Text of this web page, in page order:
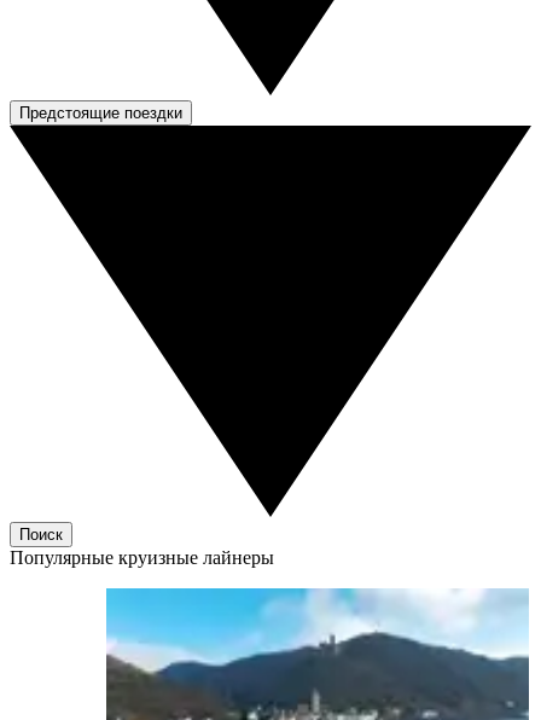
Предстоящие поездки
Поиск
Популярные круизные лайнеры